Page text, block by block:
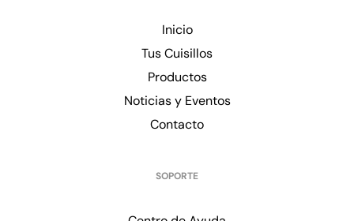
Inicio
Tus Cuisillos
Productos
Noticias y Eventos
Contacto
SOPORTE